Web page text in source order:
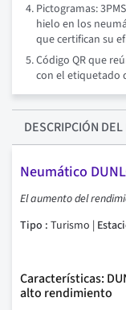
Pictogramas:
hielo en los
que certifican su
Código QR que
con el etiquetado
DESCRIPCIÓN
Neumático
El aumento del
Tipo : Turismo |
Características:
alto rendimiento